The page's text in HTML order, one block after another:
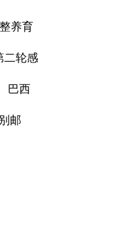
养育
二轮感
巴西
邮